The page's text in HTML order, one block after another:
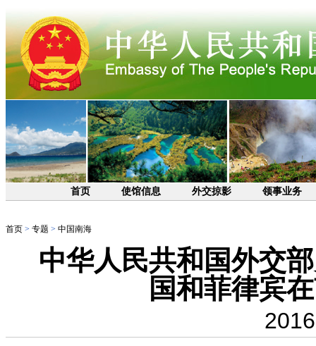
首页 使馆信息 外交掠影 领事业务
首页 > 专题 > 中国南海
中华人民共和国外交
国和菲律宾